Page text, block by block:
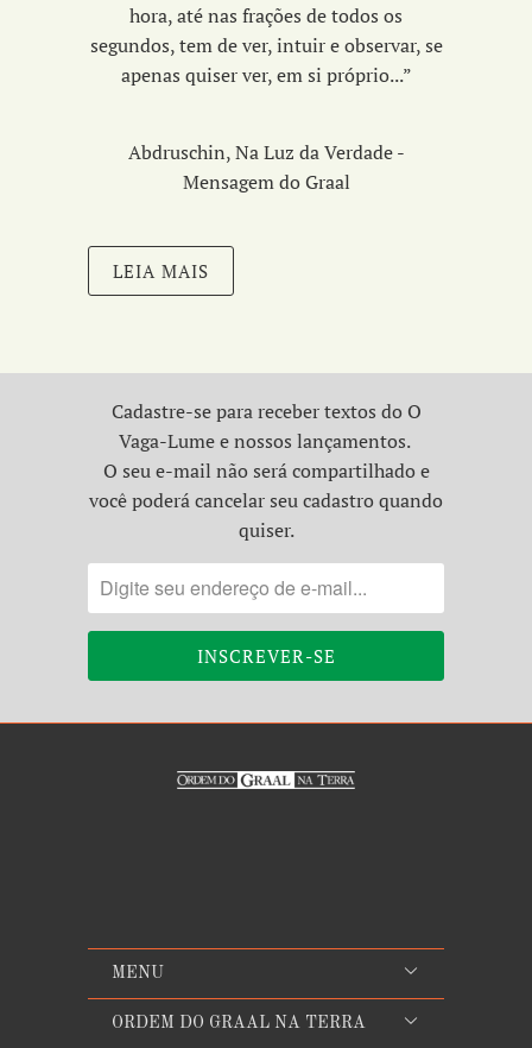
hora, até nas frações de todos os
segundos, tem de ver, intuir e observar, se
apenas quiser ver, em si próprio...”
Abdruschin, Na Luz da Verdade -
Mensagem do Graal
LEIA MAIS
Cadastre-se para receber textos do O
Vaga-Lume e nossos lançamentos.
O seu e-mail não será compartilhado e
você poderá cancelar seu cadastro quando
quiser.
MENU
ORDEM DO GRAAL NA TERRA